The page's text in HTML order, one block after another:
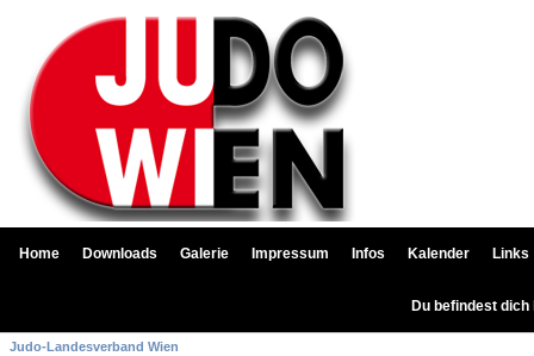
Home Downloads Galerie Impressum Infos Kalender Links
Du befindest
Judo-Landesverband Wien